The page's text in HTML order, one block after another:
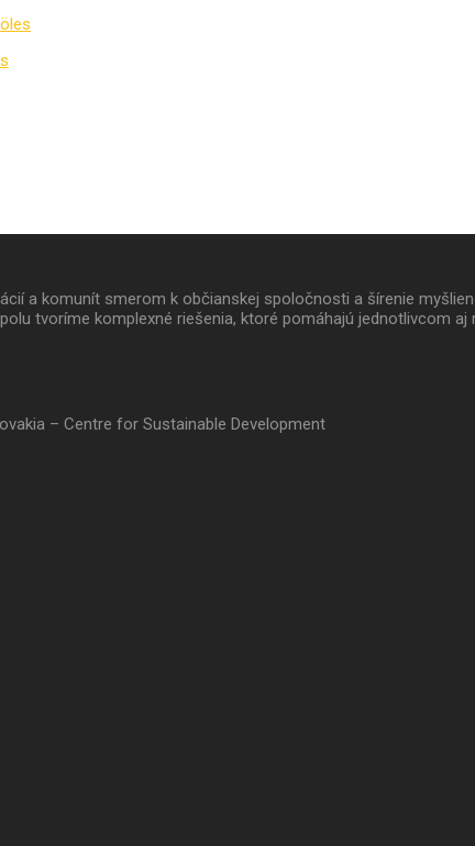
a komunít smerom k občianskej spoločnosti a šírenie
tvoríme komplexné riešenia, ktoré pomáhajú jednotlivcom
– Centre for Sustainable Development